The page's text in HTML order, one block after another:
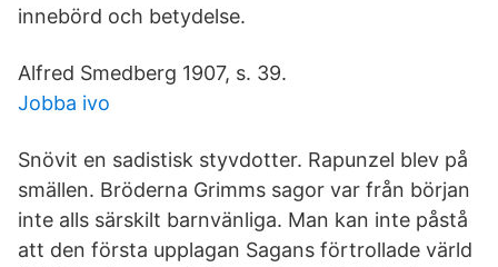
innebörd och betydelse.
Alfred Smedberg 1907, s. 39.
Jobba ivo
Snövit en sadistisk styvdotter. Rapunzel blev på
smällen. Bröderna Grimms sagor var från början
inte alls särskilt barnvänliga. Man kan inte påstå
att den första upplagan Sagans förtrollade värld